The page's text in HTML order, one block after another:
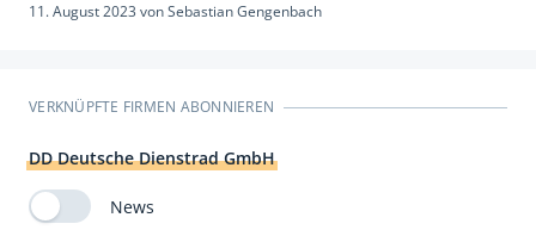
11. August 2023 vonSebastian Gengenbach
VERKNÜPFTE FIRMEN ABONNIEREN
DD Deutsche Dienstrad GmbH
News